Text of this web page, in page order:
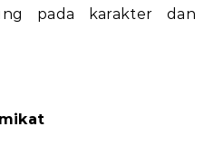
pada karakter